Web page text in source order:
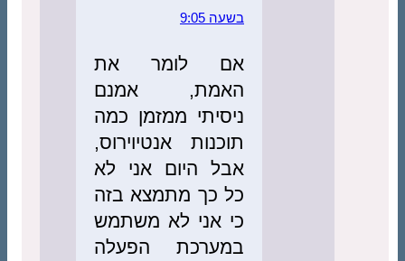
בשעה 9:05
אם לומר את
האמת, אמנם
ניסיתי ממזמן כמה
תוכנות אנטיוירוס,
אבל היום אני לא
כל כך מתמצא בזה
כי אני לא משתמש
במערכת הפעלה